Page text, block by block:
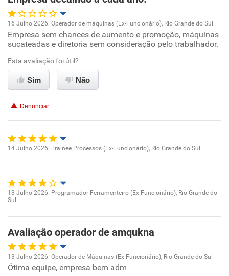
Oportunidade de promoção
Ambiente de trabalho
Conciliação com a vida familiar
Não recomenda esta empresa
Não recomenda a diretoria
16 Julho 2026. Operador de máquinas (Ex-Funcionário), Rio Grande do Sul
Empresa sem chances de aumento e promoção, máquinas
sucateadas e diretoria sem consideração pelo trabalhador.
Esta avaliação foi útil?
Sim Não
Denunciar
Ambiente de trabalho
Benefícios
Recomenda esta empresa
14 Julho 2026. Trainee Processos (Ex-Funcionário), Rio Grande do Sul
Ambiente de trabalho
Conciliação com a vida familiar
13 Julho 2026. Programador Ferramenteiro (Ex-Funcionário), Rio Grande do
Sul
Avaliação operador de amqukna
Oportunidade de promoção
13 Julho 2026. Operador de Máquinas (Ex-Funcionário), Rio Grande do Sul
Ótima equipe, empresa bem adm